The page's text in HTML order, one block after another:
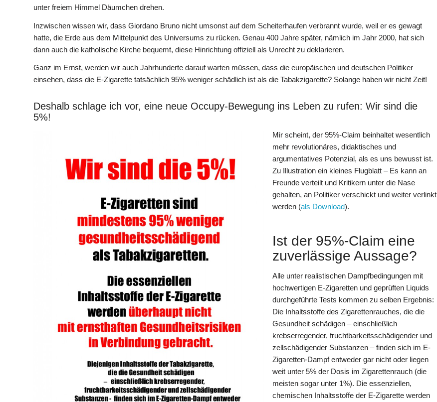
unter freiem Himmel Däumchen drehen.
Inzwischen wissen wir, dass Giordano Bruno nicht umsonst auf dem Scheiterhaufen verbrannt wurde, weil er es gewagt
hatte, die Erde aus dem Mittelpunkt des Universums zu rücken. Genau 400 Jahre später, nämlich im Jahr 2000, hat sich
dann auch die katholische Kirche bequemt, diese Hinrichtung offiziell als Unrecht zu deklarieren.
Ganz im Ernst, werden wir auch Jahrhunderte darauf warten müssen, dass die europäischen und deutschen Politiker
einsehen, dass die E-Zigarette tatsächlich 95% weniger schädlich ist als die Tabakzigarette? Solange haben wir nicht Zeit!
Deshalb schlage ich vor, eine neue Occupy-Bewegung ins Leben zu rufen: Wir sind die
5%!
Mir scheint, der 95%-Claim beinhaltet wesentlich
mehr revolutionäres, didaktisches und
argumentatives Potenzial, als es uns bewusst ist.
Zu Illustration ein kleines Flugblatt – Es kann an
Freunde verteilt und Kritikern unter die Nase
gehalten, an Politiker verschickt und weiter verlinkt
werden (als Download).
Ist der 95%-Claim eine
zuverlässige Aussage?
Alle unter realistischen Dampfbedingungen mit
hochwertigen E-Zigaretten und geprüften Liquids
durchgeführte Tests kommen zu selben Ergebnis:
Die Inhaltsstoffe des Zigarettenrauches, die die
Gesundheit schädigen – einschließlich
krebserregender, fruchtbarkeitsschädigender und
zellschädigender Substanzen – finden sich im E-
Zigaretten-Dampf entweder gar nicht oder liegen
weit unter 5% der Dosis im Zigarettenrauch (die
meisten sogar unter 1%). Die essenziellen,
chemischen Inhaltsstoffe der E-Zigarette werden